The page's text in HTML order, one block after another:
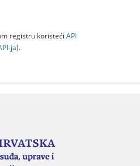
registru koristeći API
jа).